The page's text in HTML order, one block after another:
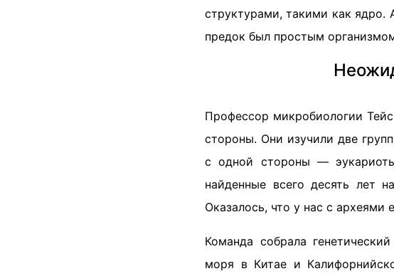
структурами, такими как ядро.
предок был простым
Профессор микробиологии
стороны. Они изучили две
с одной стороны —
найденные всего десять лет
Оказалось, что у нас с
Команда собрала
моря в Китае и